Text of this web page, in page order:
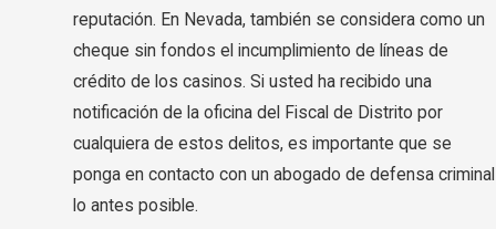
reputación. En Nevada, también se considera como un
cheque sin fondos el incumplimiento de líneas de
crédito de los casinos. Si usted ha recibido una
notificación de la oficina del Fiscal de Distrito por
cualquiera de estos delitos, es importante que se
ponga en contacto con un abogado de defensa criminal
lo antes posible.